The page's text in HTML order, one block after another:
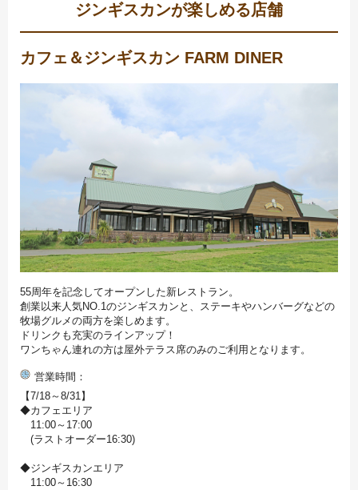
ジンギスカンが楽しめる店舗
カフェ＆ジンギスカン FARM DINER
55周年を記念してオープンした新レストラン。
創業以来人気NO.1のジンギスカンと、ステーキやハンバーグなどの
牧場グルメの両方を楽しめます。
ドリンクも充実のラインアップ！
ワンちゃん連れの方は屋外テラス席のみのご利用となります。
営業時間
【7/18～8/31】
◆カフェエリア
11:00～17:00
(ラストオーダー16:30)
◆ジンギスカンエリア
11:00～16:30